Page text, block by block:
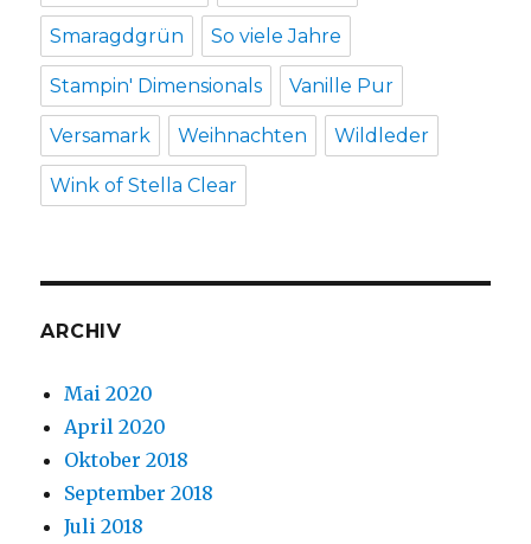
Smaragdgrün So viele Jahre
Stampin' Dimensionals Vanille Pur
Versamark Weihnachten Wildleder
Wink of Stella Clear
ARCHIV
Mai 2020
April 2020
Oktober 2018
September 2018
Juli 2018